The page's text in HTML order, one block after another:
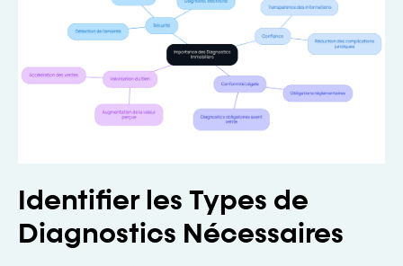
Identifier les Types de
Diagnostics Nécessaires